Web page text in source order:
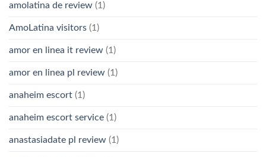
amolatina de review (1)
AmoLatina visitors (1)
amor en linea it review (1)
amor en linea pl review (1)
anaheim escort (1)
anaheim escort service (1)
anastasiadate pl review (1)